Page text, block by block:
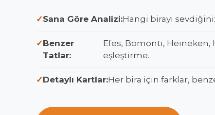
Sana Göre Analizi:Hangi birayı
Benzer
Tatlar:
Efes, Bomonti,
eşleştirme.
Detaylı Kartlar:Her bira için farklar,